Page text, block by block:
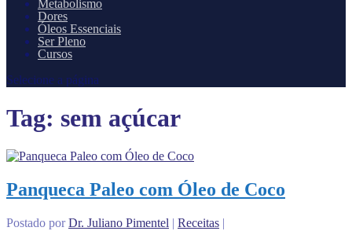
Metabolismo
Dores
Óleos Essenciais
Ser Pleno
Cursos
Selecione a página
Tag: sem açúcar
Panqueca Paleo com Óleo de Coco
Postado porDr. Juliano Pimentel | Receitas |